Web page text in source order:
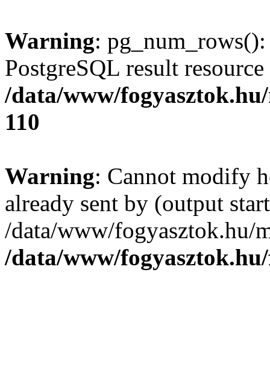
Warning:
PostgreSQL result
/data/www/
110
Warning: Cannot modify
already sent by (output
/data/www/fogyasztok.hu/
/data/www/